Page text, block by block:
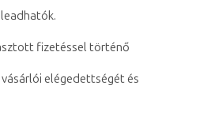
fizetéssel történő
elégedettségét és